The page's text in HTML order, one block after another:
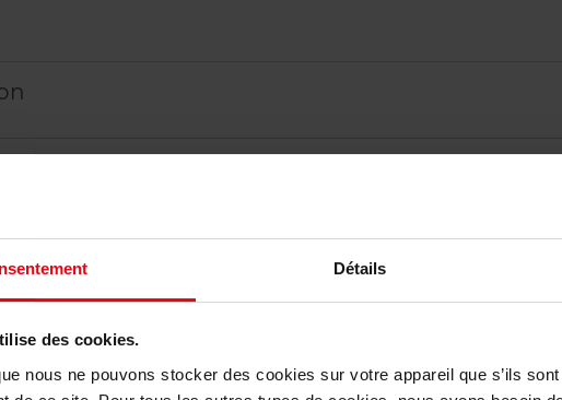
Détails
des cookies.
nous ne pouvons stocker des cookies sur votre appareil que s’ils
relative aux avis des clients